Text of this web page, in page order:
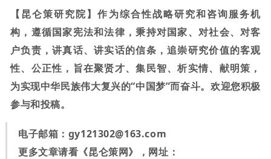
【昆仑策研究院】作为综合性战略研究和咨询服务机
构，遵循国家宪法和法律，秉持对国家、对社会、对客
户负责，讲真话、讲实话的信条，追崇研究价值的客观
性、公正性，旨在聚贤才、集民智、析实情、献明策，
为实现中华民族伟大复兴的“中国梦”而奋斗。欢迎您积极
参与和投稿。
电子邮箱： gy121302@163.com
更多文章请看《昆仑策网》，网址：